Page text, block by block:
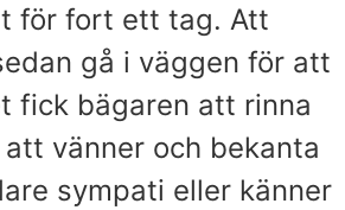
för fort ett tag. Att
gå i väggen för att
fick bägaren att rinna
vänner och bekanta
sympati eller känner